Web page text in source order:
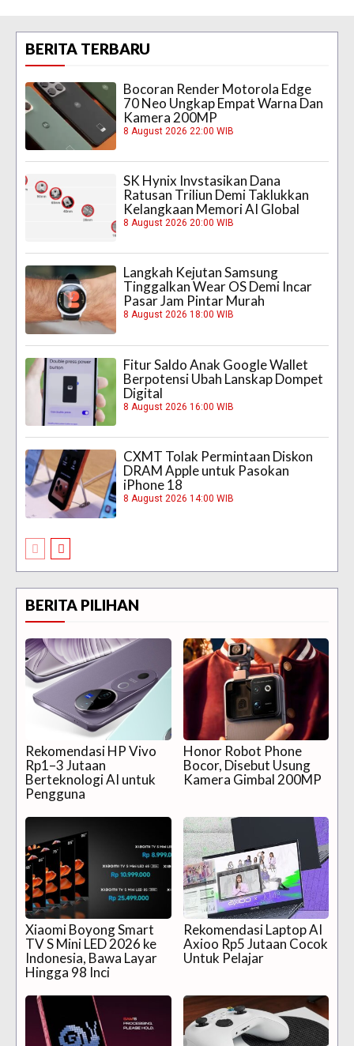
BERITA TERBARU
Bocoran Render Motorola Edge
70 Neo Ungkap Empat Warna Dan
Kamera 200MP
8 August 2026 22:00 WIB
SK Hynix Invstasikan Dana
Ratusan Triliun Demi Taklukkan
Kelangkaan Memori AI Global
8 August 2026 20:00 WIB
Langkah Kejutan Samsung
Tinggalkan Wear OS Demi Incar
Pasar Jam Pintar Murah
8 August 2026 18:00 WIB
Fitur Saldo Anak Google Wallet
Berpotensi Ubah Lanskap Dompet
Digital
8 August 2026 16:00 WIB
CXMT Tolak Permintaan Diskon
DRAM Apple untuk Pasokan
iPhone 18
8 August 2026 14:00 WIB
BERITA PILIHAN
Rekomendasi HP Vivo
Rp1–3 Jutaan
Berteknologi AI untuk
Pengguna
Honor Robot Phone
Bocor, Disebut Usung
Kamera Gimbal 200MP
Xiaomi Boyong Smart
TV S Mini LED 2026 ke
Indonesia, Bawa Layar
Hingga 98 Inci
Rekomendasi Laptop AI
Axioo Rp5 Jutaan Cocok
Untuk Pelajar